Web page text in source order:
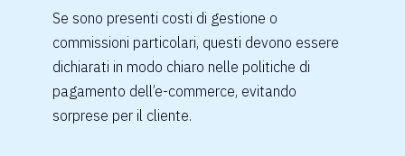
Se sono presenti costi di gestione o
commissioni particolari, questi devono essere
dichiarati in modo chiaro nelle politiche di
pagamento dell’e-commerce, evitando
sorprese per il cliente.